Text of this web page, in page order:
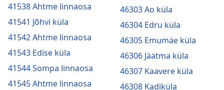
41538 Ahtme linnaosa
41541 Jõhvi küla
41542 Ahtme linnaosa
41543 Edise küla
41544 Sompa linnaosa
41545 Ahtme linnaosa
46303 Ao küla
46304 Edru küla
46305 Emumäe küla
46306 Jäätma küla
46307 Kaavere küla
46308 Kadiküla